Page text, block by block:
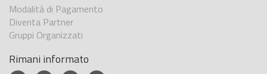
Modalità di Pagamento
Diventa Partner
Gruppi Organizzati
Rimani informato